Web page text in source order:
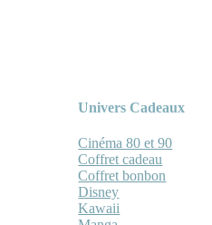
Univers Cadeaux
Cinéma 80 et 90
Coffret cadeau
Coffret bonbon
Disney
Kawaii